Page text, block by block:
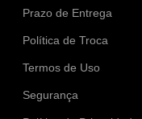
Prazo de Entrega
Política de Troca
Termos de Uso
Segurança